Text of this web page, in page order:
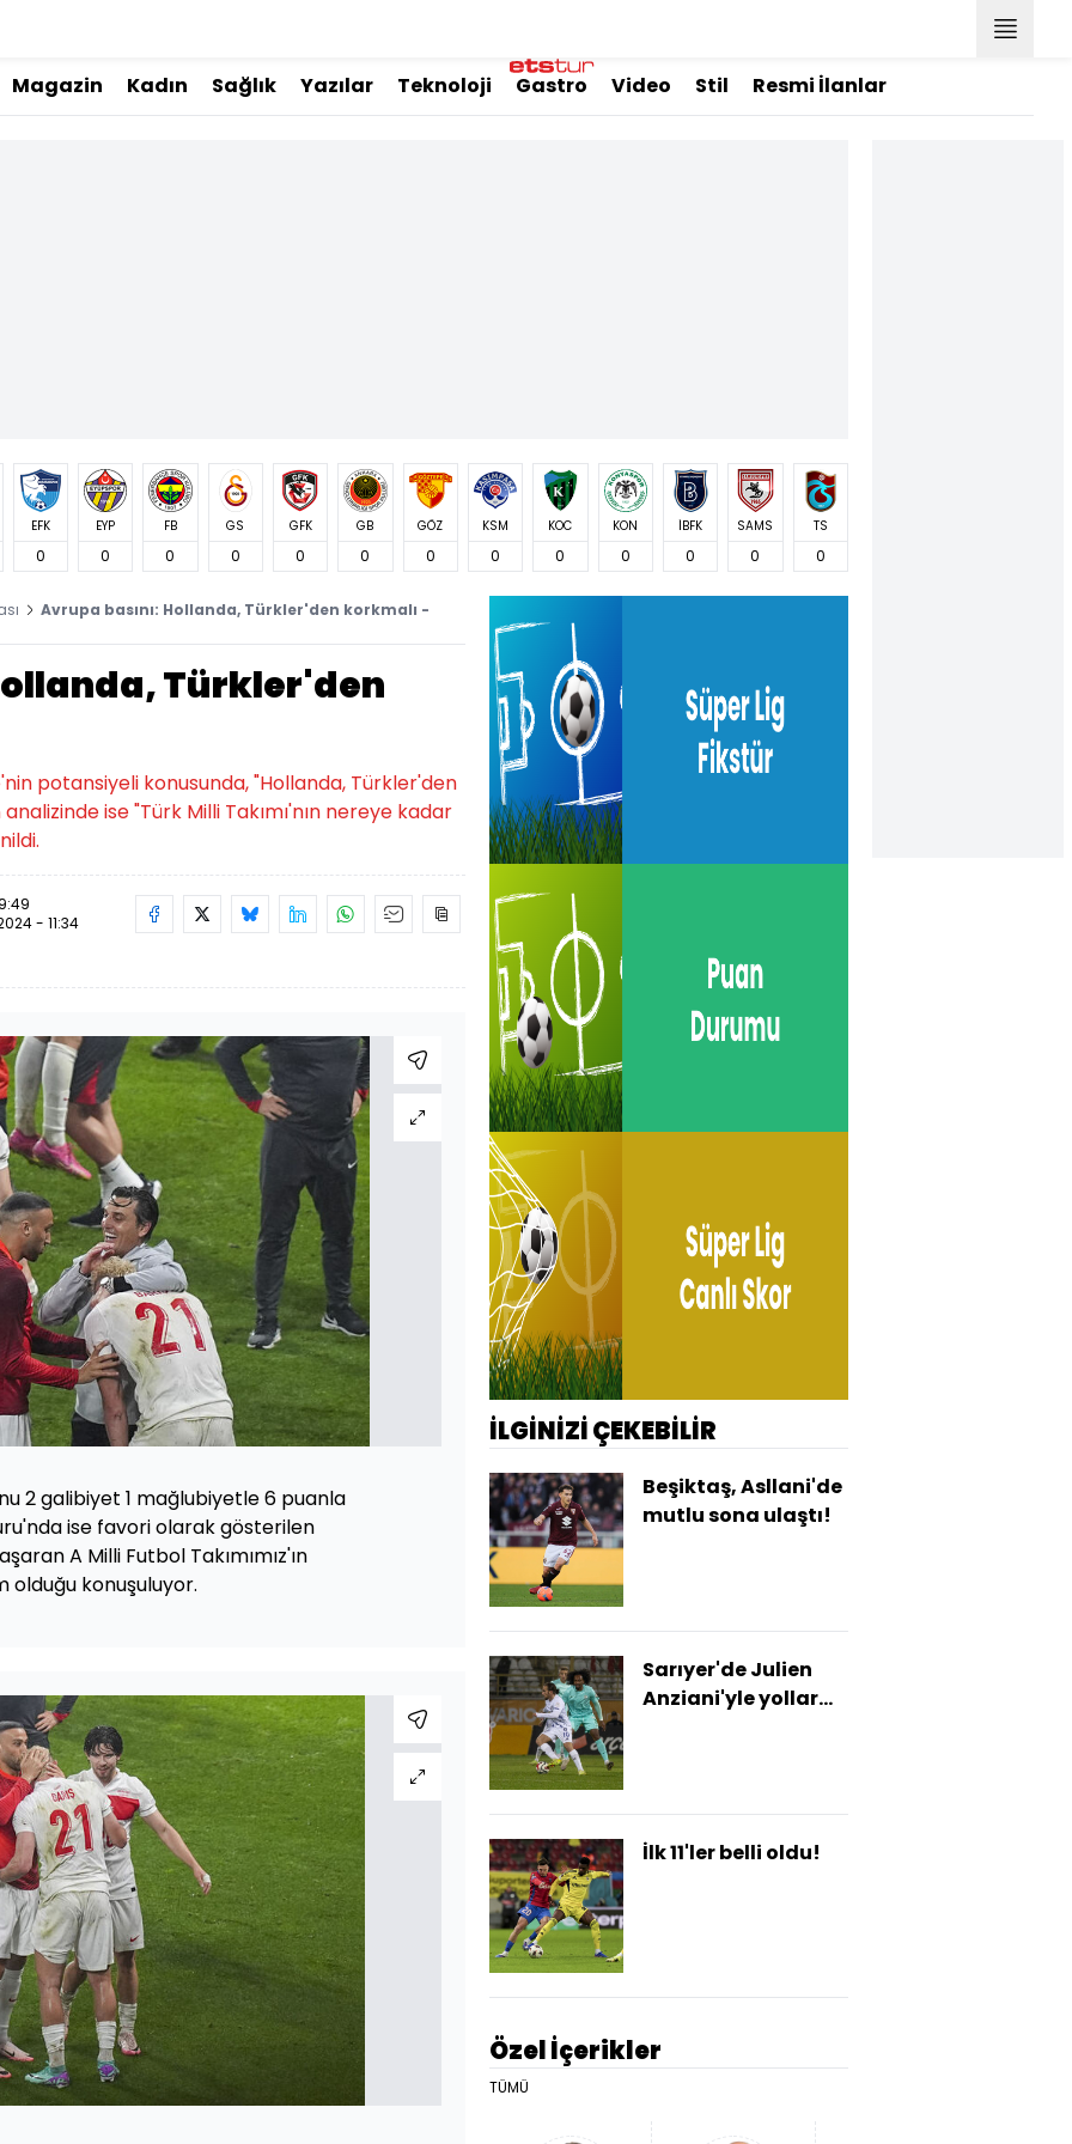
Magazin Kadın Sağlık Yazılar Teknoloji Gastro Video Stil Resmi İlanlar
EFK
0
EYP
0
FB
0
GS
0
GFK
0
GB
0
GÖZ
0
KSM
0
KOC
0
KON
0
İBFK
0
SAMS
0
TS
0
Avrupa basını: Hollanda, Türkler'den korkmalı -
Türkler'den
potansiyeli konusunda, "Hollanda, Türkler'den
ise "Türk Milli Takımı'nın nereye kadar
- 11:34
2 galibiyet 1 mağlubiyetle 6 puanla
ise favori olarak gösterilen
A Milli Futbol Takımımız'ın
olduğu konuşuluyor.
Özel İçerikler
TÜMÜ
İLGİNİZİ ÇEKEBİLİR
Beşiktaş, Asllani'de
mutlu sona ulaştı!
Sarıyer'de Julien
Anziani'yle yollar
İlk 11'ler belli oldu!